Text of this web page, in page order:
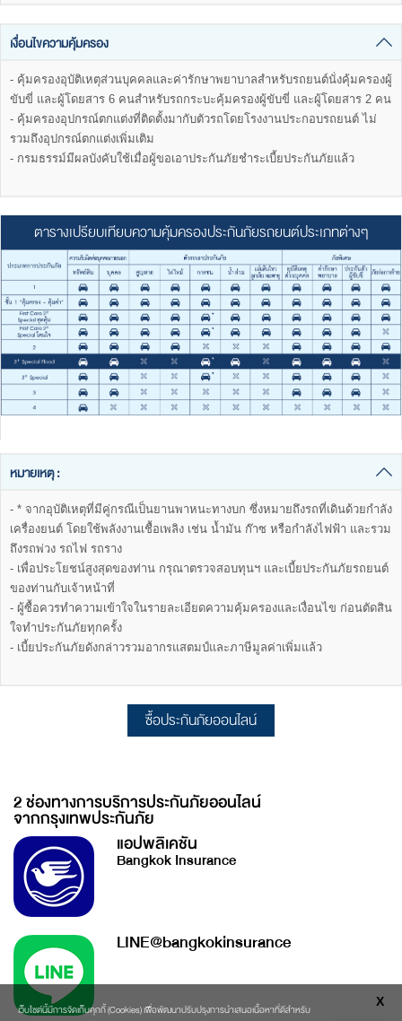
เงื่อนไขความคุ้มครอง
- คุ้มครองอุบัติเหตุส่วนบุคคลและค่ารักษาพยาบาลสำหรับรถยนต์นั่งคุ้มครองผู้
ขับขี่ และผู้โดยสาร 6 คนสำหรับรถกระบะคุ้มครองผู้ขับขี่ และผู้โดยสาร 2 คน
- คุ้มครองอุปกรณ์ตกแต่งที่ติดตั้งมากับตัวรถโดยโรงงานประกอบรถยนต์ ไม่
รวมถึงอุปกรณ์ตกแต่งเพิ่มเติม
- กรมธรรม์มีผลบังคับใช้เมื่อผู้ขอเอาประกันภัยชำระเบี้ยประกันภัยแล้ว
ตารางเปรียบเทียบความคุ้มครองประกันภัยรถยนต์ประเภทต่างๆ
หมายเหตุ :
- * จากอุบัติเหตุที่มีคู่กรณีเป็นยานพาหนะทางบก ซึ่งหมายถึงรถที่เดินด้วยกำลัง
เครื่องยนต์ โดยใช้พลังงานเชื้อเพลิง เช่น น้ำมัน ก๊าซ หรือกำลังไฟฟ้า และรวม
ถึงรถพ่วง รถไฟ รถราง
- เพื่อประโยชน์สูงสุดของท่าน กรุณาตรวจสอบทุนฯ และเบี้ยประกันภัยรถยนต์
ของท่านกับเจ้าหน้าที่
- ผู้ซื้อควรทำความเข้าใจในรายละเอียดความคุ้มครองและเงื่อนไข ก่อนตัดสิน
ใจทำประกันภัยทุกครั้ง
- เบี้ยประกันภัยดังกล่าวรวมอากรแสตมป์และภาษีมูลค่าเพิ่มแล้ว
ซื้อประกันภัยออนไลน์
2 ช่องทางการบริการประกันภัยออนไลน์
จากกรุงเทพประกันภัย
แอปพลิเคชัน
Bangkok Insurance
LINE@bangkokinsurance
X
เว็บไซต์นี้มีการจัดเก็บคุกกี้ (Cookies) เพื่อพัฒนาปรับปรุงการนำเสนอเนื้อหาที่ดีสำหรับ